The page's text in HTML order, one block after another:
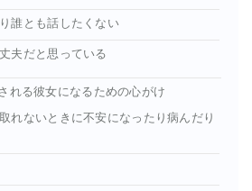
誰とも話したくない
夫だと思っている
れる彼女になるための心がけ
れないときに不安になったり病んだり